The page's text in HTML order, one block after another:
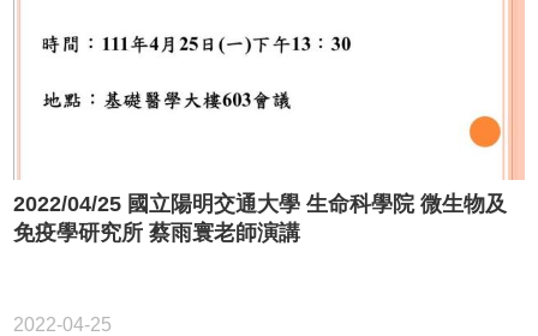
2022/04/25 國立陽明交通大學 生命科學院 微生物及
免疫學研究所 蔡雨寰老師演講
2022-04-25